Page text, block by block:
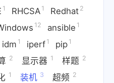
1 RHCSA 1 Redhat 2
12 ansible 1
idm 1 iperf 1 pip 1
2 显示器 1 样题 2
1 装机 3 超频 2